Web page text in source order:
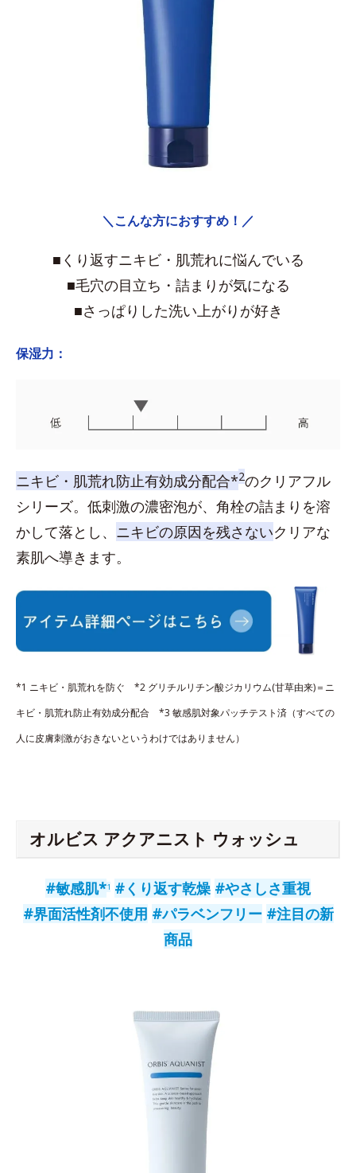
＼こんな方におすすめ！／
■くり返すニキビ・肌荒れに悩んでいる
■毛穴の目立ち・詰まりが気になる
■さっぱりした洗い上がりが好き
保湿力：
ニキビ・肌荒れ防止有効成分配合*2のクリアフル
シリーズ。低刺激の濃密泡が、角栓の詰まりを溶
かして落とし、 ニキビの原因を残さないクリアな
素肌へ導きます。
*1 ニキビ・肌荒れを防ぐ *2 グリチルリチン酸ジカリウム(甘草由来)＝ニ
キビ・肌荒れ防止有効成分配合 *3 敏感肌対象パッチテスト済（すべての
人に皮膚刺激がおきないというわけではありません）
オルビス アクアニスト ウォッシュ
#敏感肌*1 #くり返す乾燥 #やさしさ重視
#界面活性剤不使用 #パラベンフリー #注目の新
商品